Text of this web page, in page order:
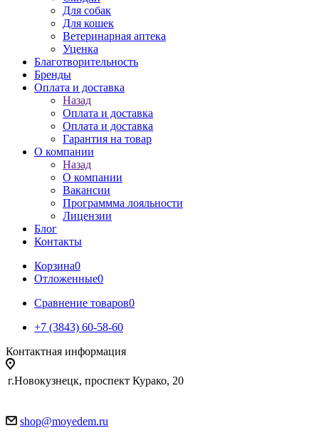
Для собак
Для кошек
Ветеринарная аптека
Уценка
Благотворительность
Бренды
Оплата и доставка
Назад
Оплата и доставка
Оплата и доставка
Гарантия на товар
О компании
Назад
О компании
Вакансии
Программма лояльности
Лицензии
Блог
Контакты
Корзина0
Отложенные0
Сравнение товаров0
+7 (3843) 60-58-60
Контактная информация
г.Новокузнецк, проспект Курако, 20
shop@moyedem.ru